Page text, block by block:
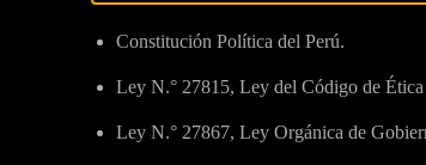
Constitución Política del Perú.
Ley N.° 27815, Ley del Código de
Ley N.° 27867, Ley Orgánica de